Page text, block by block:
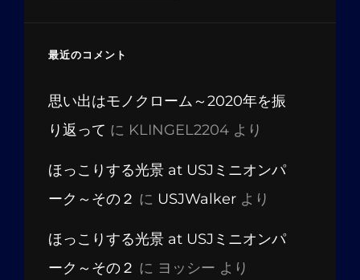
イ
最近のコメント
思い出はモノクローム～2020年を振
り返って に KLINGEL2204 より
ほっこりする光景 at USJミニオンパ
ーク～その２ に USJWalker より
ほっこりする光景 at USJミニオンパ
ーク～その２ に ヨッシー より